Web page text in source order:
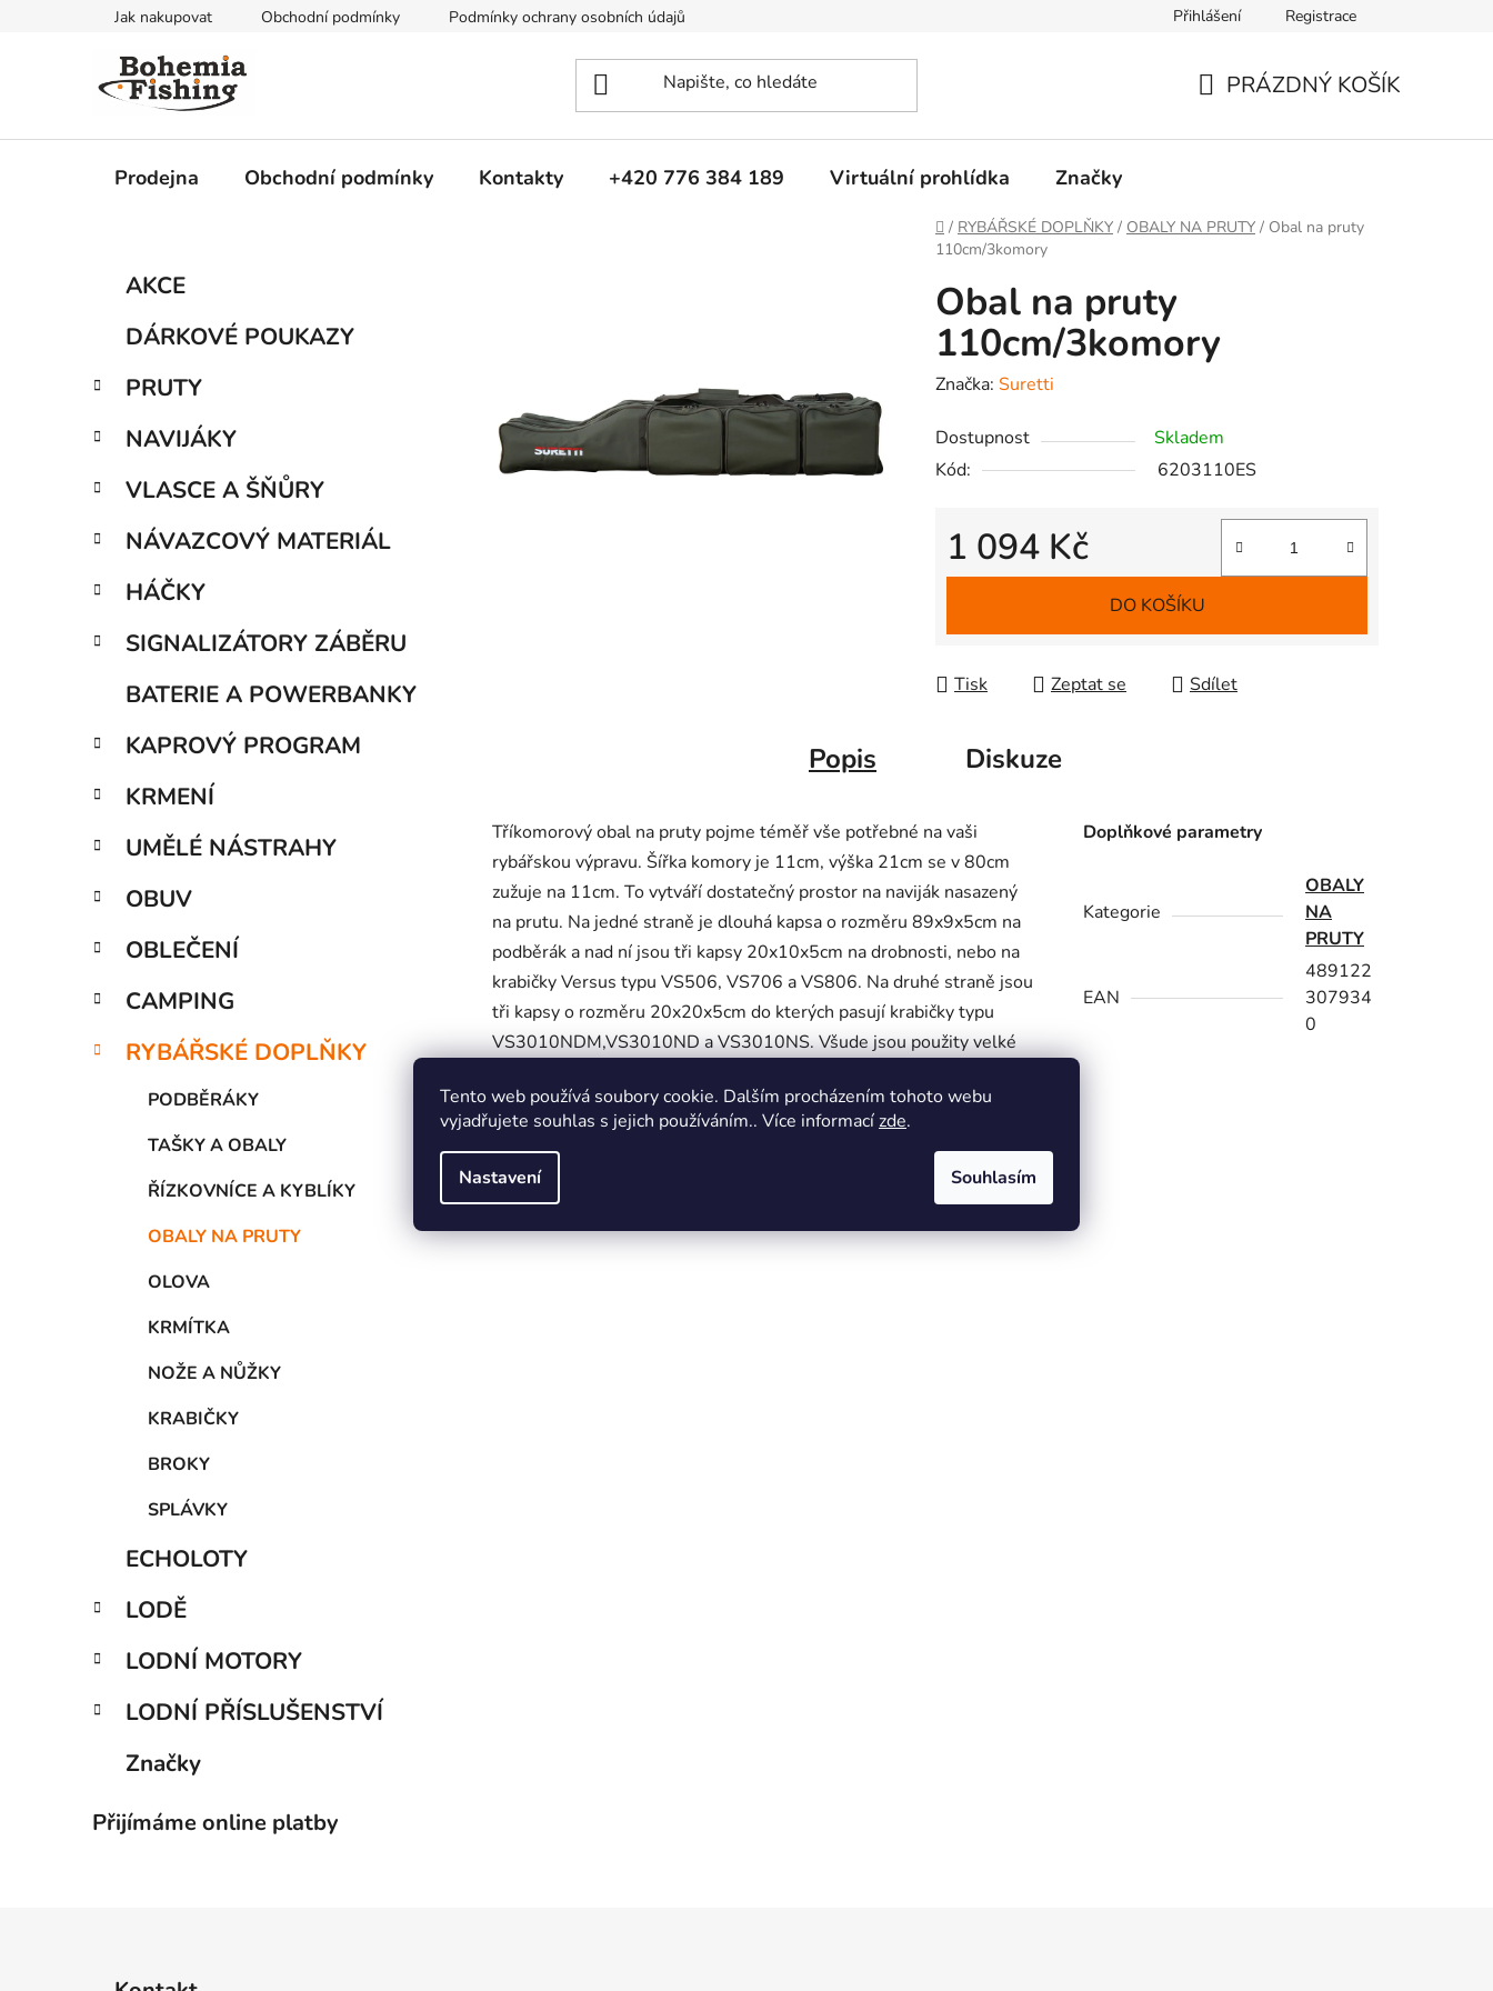
Tento web používá soubory cookie. Dalším procházením tohoto webu
vyjadřujete souhlas s jejich používáním.. Více informacízde.
Nastavení Souhlasím
Jak nakupovat Obchodní podmínky Podmínky ochrany osobních údajů Přihlášení Registrace
PRÁZDNÝ KOŠÍK
Prodejna Obchodní podmínky Kontakty +420 776 384 189 Virtuální prohlídka Značky
Domů
/ RYBÁŘSKÉ DOPLŇKY / OBALY NA PRUTY / Obal na pruty
110cm/3komory
r
n
n
í
p
n
l
Přeskočit
kategorie
o
i
AKCE
DÁRKOVÉ POUKAZY
PRUTY
NAVIJÁKY
VLASCE A ŠŇŮRY
NÁVAZCOVÝ MATERIÁL
HÁČKY
SIGNALIZÁTORY ZÁBĚRU
BATERIE A POWERBANKY
KAPROVÝ PROGRAM
KRMENÍ
UMĚLÉ NÁSTRAHY
OBUV
OBLEČENÍ
CAMPING
RYBÁŘSKÉ DOPLŇKY
PODBĚRÁKY
TAŠKY A OBALY
ŘÍZKOVNÍCE A KYBLÍKY
OBALY NA PRUTY
OLOVA
KRMÍTKA
NOŽE A NŮŽKY
KRABIČKY
BROKY
SPLÁVKY
ECHOLOTY
LODĚ
LODNÍ MOTORY
LODNÍ PŘÍSLUŠENSTVÍ
Značky
Přijímáme online platby
Obal na pruty
110cm/3komory
Značka: Suretti
Dostupnost
Skladem
Kód:
6203110ES
1 094 Kč
Měrná cena:
DO KOŠÍKU
Tisk Zeptat se Sdílet
Popis Diskuze
Tříkomorový obal na pruty pojme téměř vše potřebné na vaši
rybářskou výpravu. Šířka komory je 11cm, výška 21cm se v 80cm
zužuje na 11cm. To vytváří dostatečný prostor na naviják nasazený
na prutu. Na jedné straně je dlouhá kapsa o rozměru 89x9x5cm na
podběrák a nad ní jsou tři kapsy 20x10x5cm na drobnosti, nebo na
krabičky Versus typu VS506, VS706 a VS806. Na druhé straně jsou
tři kapsy o rozměru 20x20x5cm do kterých pasují krabičky typu
VS3010NDM,VS3010ND a VS3010NS. Všude jsou použity velké
s plastovým gripem. Obal je ušit z pevného Nylon Oxford materiálu,
který je velmi pevný a odolný.
Doplňkové parametry
Kategorie
OBALY
NA
PRUTY
EAN
489122
307934
0